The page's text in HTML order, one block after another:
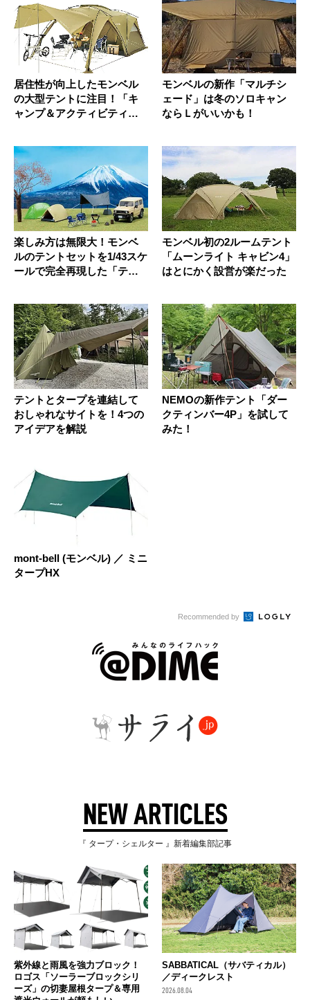
居住性が向上したモンベル
の大型テントに注目！「キ
ャンプ＆アクティビティ」
モンベルの新作「マルチシ
ェード」は冬のソロキャン
ならＬがいいかも！
楽しみ方は無限大！モンベ
ルのテントセットを1/43スケ
ールで完全再現した「テー
モンベル初の2ルームテント
「ムーンライト キャビン4」
はとにかく設営が楽だった
テントとタープを連結して
おしゃれなサイトを！4つの
アイデアを解説
NEMOの新作テント「ダー
クティンバー4P」を試して
みた！
mont-bell (モンベル) ／ ミニ
タープHX
Recommended by
NEW ARTICLES
『 タープ・シェルター 』新着編集部記事
紫外線と雨風を強力ブロック！
ロゴス「ソーラーブロックシリ
ーズ」の切妻屋根タープ＆専用
SABBATICAL（サバティカル）
／ディークレスト
2026.08.04